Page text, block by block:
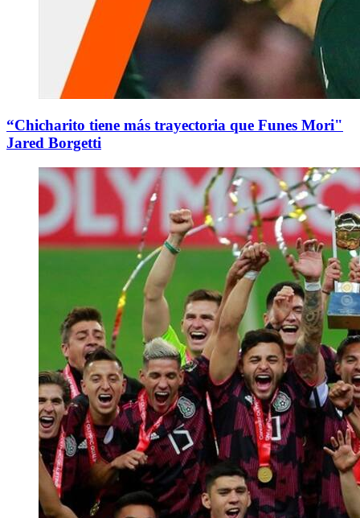
“Chicharito tiene más trayectoria que Funes Mori"
Jared Borgetti